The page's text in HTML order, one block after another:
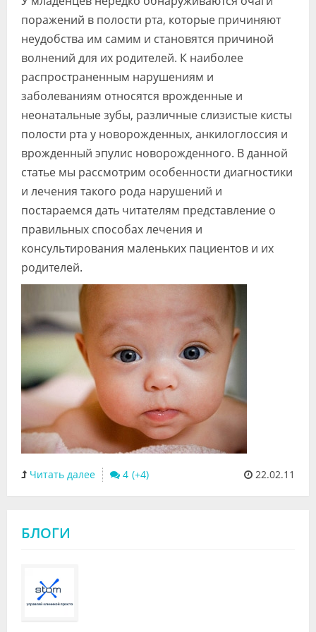
Форум
Клиники
Специалисты
Галерея
Блоги
Лаборатории
поражений в полости рта, которые причиняют
неудобства им самим и становятся причиной
волнений для их родителей. К наиболее
распространенным нарушениям и
заболеваниям относятся врожденные и
неонатальные зубы, различные слизистые кисты
полости рта у новорожденных, анкилоглоссия и
врожденный эпулис новорожденного. В данной
статье мы рассмотрим особенности диагностики
и лечения такого рода нарушений и
постараемся дать читателям представление о
правильных способах лечения и
консультирования маленьких пациентов и их
родителей.
Читать далее 4 22.02.11
БЛОГИ